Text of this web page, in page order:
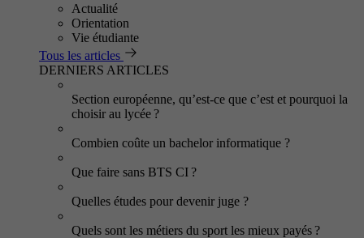
Actualité
Orientation
Vie étudiante
Tous les articles
DERNIERS ARTICLES
Section européenne, qu’est-ce que c’est et pourquoi la
choisir au lycée ?
Combien coûte un bachelor informatique ?
Que faire sans BTS CI ?
Quelles études pour devenir juge ?
Quels sont les métiers du sport les mieux payés ?